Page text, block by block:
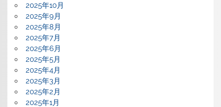
2025年10月
2025年9月
2025年8月
2025年7月
2025年6月
2025年5月
2025年4月
2025年3月
2025年2月
2025年1月